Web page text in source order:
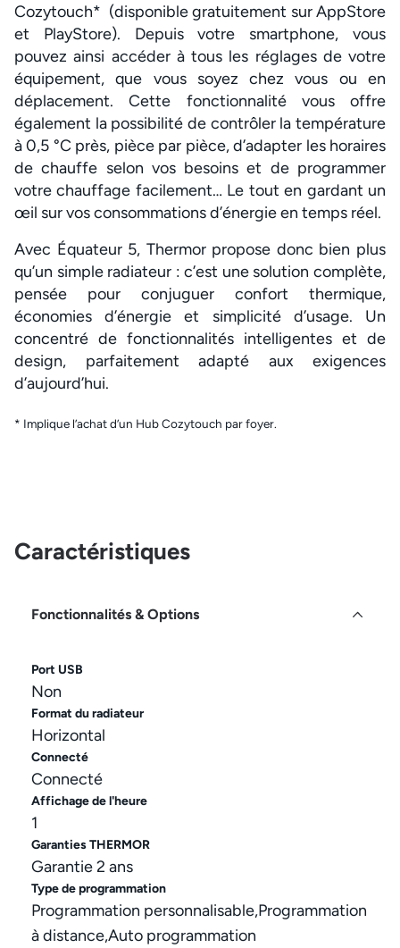
Cozytouch* (disponible gratuitement sur AppStore
et PlayStore). Depuis votre smartphone, vous
pouvez ainsi accéder à tous les réglages de votre
équipement, que vous soyez chez vous ou en
déplacement. Cette fonctionnalité vous offre
également la possibilité de contrôler la température
à 0,5 °C près, pièce par pièce, d’adapter les horaires
de chauffe selon vos besoins et de programmer
votre chauffage facilement… Le tout en gardant un
œil sur vos consommations d’énergie en temps réel.
Avec Équateur 5, Thermor propose donc bien plus
qu’un simple radiateur : c’est une solution complète,
pensée pour conjuguer confort thermique,
économies d’énergie et simplicité d’usage. Un
concentré de fonctionnalités intelligentes et de
design, parfaitement adapté aux exigences
d’aujourd’hui.
* Implique l’achat d’un Hub Cozytouch par foyer.
Caractéristiques
Fonctionnalités & Options
Port USB
Non
Format du radiateur
Horizontal
Connecté
Connecté
Affichage de l'heure
1
Garanties THERMOR
Garantie 2 ans
Type de programmation
Programmation personnalisable,Programmation
à distance,Auto programmation